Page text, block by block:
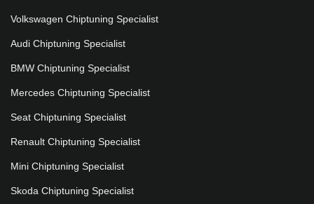
Volkswagen Chiptuning Specialist
Audi Chiptuning Specialist
BMW Chiptuning Specialist
Mercedes Chiptuning Specialist
Seat Chiptuning Specialist
Renault Chiptuning Specialist
Mini Chiptuning Specialist
Skoda Chiptuning Specialist